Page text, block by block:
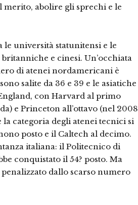
abolire gli sprechi e le
le univer­sità statunitensi e le
e cine­si. Un’occhiata
di atenei nordamerica­ni è
salite da 36 e 39 e le asiatiche
con Har­vard al primo
e Princeton all’ottavo (nel 2008
ca­tegoria degli atenei tecnici si
posto e il Caltech al decimo.
italiana: il Poli­tecnico di
conquistato il 54? posto. Ma
dallo scarso numero